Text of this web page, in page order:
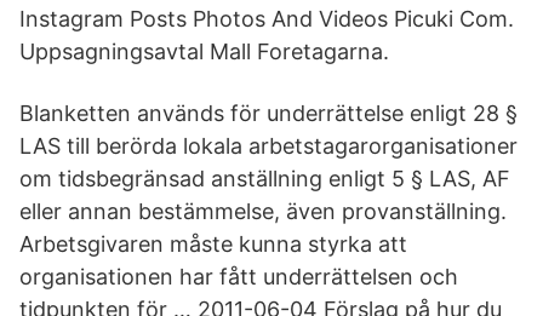
Instagram Posts Photos And Videos Picuki Com.
Uppsagningsavtal Mall Foretagarna.
Blanketten används för underrättelse enligt 28 §
LAS till berörda lokala arbetstagarorganisationer
om tidsbegränsad anställning enligt 5 § LAS, AF
eller annan bestämmelse, även provanställning.
Arbetsgivaren måste kunna styrka att
organisationen har fått underrättelsen och
tidpunkten för … 2011-06-04 Förslag på hur du